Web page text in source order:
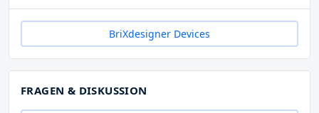
BriXdesigner Devices
FRAGEN & DISKUSSION